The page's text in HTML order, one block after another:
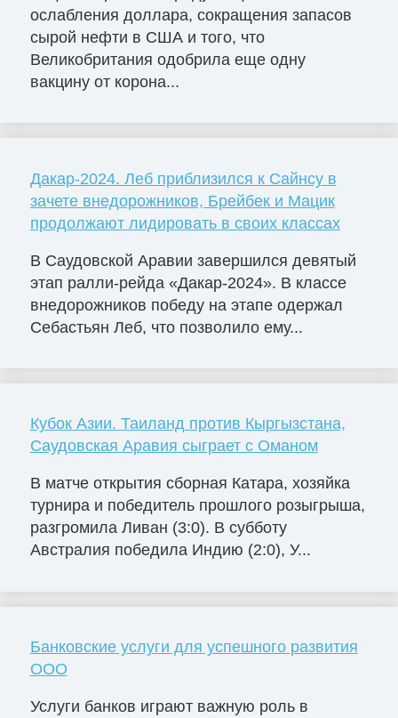
ослабления доллара, сокращения запасов
сырой нефти в США и того, что
Великобритания одобрила еще одну
вакцину от корона...
Дакар-2024. Леб приблизился к Сайнсу в
зачете внедорожников, Брейбек и Мацик
продолжают лидировать в своих классах
В Саудовской Аравии завершился девятый
этап ралли-рейда «Дакар-2024». В классе
внедорожников победу на этапе одержал
Себастьян Леб, что позволило ему...
Кубок Азии. Таиланд против Кыргызстана,
Саудовская Аравия сыграет с Оманом
В матче открытия сборная Катара, хозяйка
турнира и победитель прошлого розыгрыша,
разгромила Ливан (3:0). В субботу
Австралия победила Индию (2:0), У...
Банковские услуги для успешного развития
ООО
Услуги банков играют важную роль в